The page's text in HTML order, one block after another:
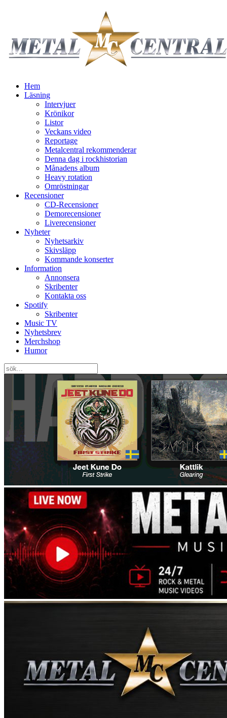
Hem
Läsning
Intervjuer
Krönikor
Listor
Veckans video
Reportage
Metalcentral rekommenderar
Denna dag i rockhistorian
Månadens album
Heavy rotation
Omröstningar
Recensioner
CD-Recensioner
Demorecensioner
Liverecensioner
Nyheter
Nyhetsarkiv
Skivsläpp
Kommande konserter
Information
Annonsera
Skribenter
Kontakta oss
Spotify
Skribenter
Music TV
Nyhetsbrev
Merchshop
Humor